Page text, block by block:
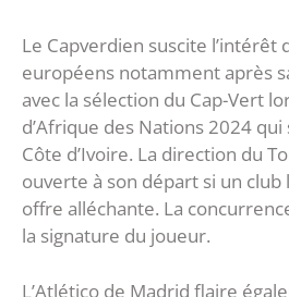
Le Capverdien suscite l’intérêt
européens notamment après
avec la sélection du Cap-Vert
d’Afrique des Nations 2024 qui
Côte d’Ivoire. La direction du
ouverte à son départ si un
offre alléchante. La
la signature du joueur.
L’Atlético de Madrid flaire